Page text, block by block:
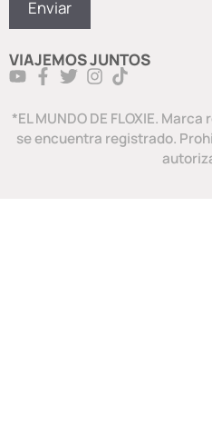
VIAJEMOS JUNTOS
*EL MUNDO DE FLOXIE.
se encuentra registrado.